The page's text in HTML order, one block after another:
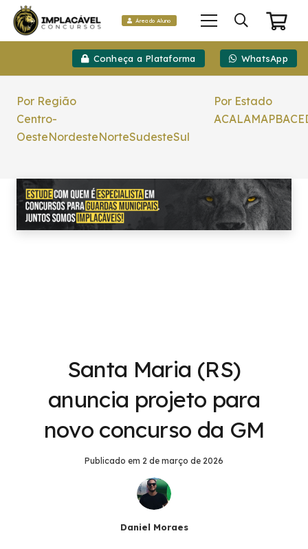
Área do Aluno
Conheça a Plataforma WhatsApp
Por Região
Centro-
OesteNordesteNorteSudesteSul
Por Estado
ACALAMAPBACE
Santa Maria (RS)
anuncia projeto para
novo concurso da GM
Publicado em 2 de março de 2026
Daniel Moraes